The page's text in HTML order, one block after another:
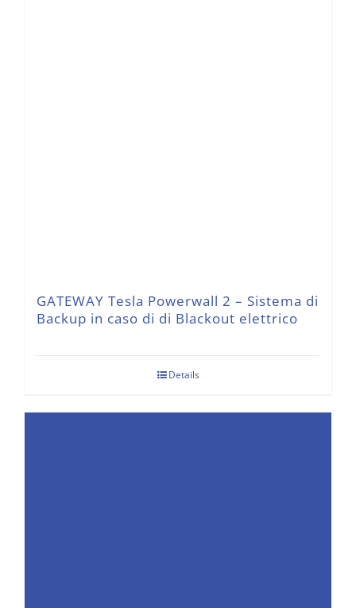
GATEWAY Tesla Powerwall 2 – Sistema di
Backup in caso di di Blackout elettrico
Details